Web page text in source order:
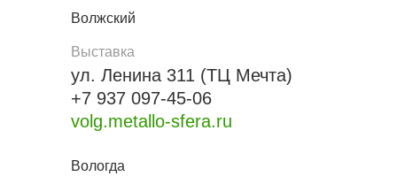
Волжский
Выставка
ул. Ленина 311 (ТЦ Мечта)
+7 937 097-45-06
volg.metallo-sfera.ru
Вологда